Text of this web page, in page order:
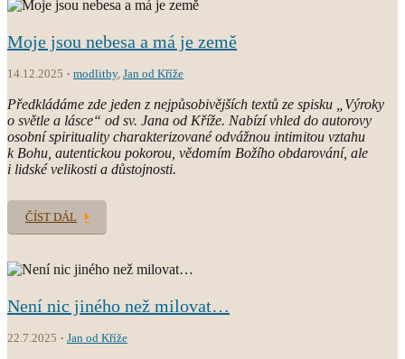
Moje jsou nebesa a má je země
14.12.2025 modlitby, Jan od Kříže
Předkládáme zde jeden z nejpůsobivějších textů ze spisku „Výroky
o světle a lásce“ od sv. Jana od Kříže. Nabízí vhled do autorovy
osobní spirituality charakterizované odvážnou intimitou vztahu
k Bohu, autentickou pokorou, vědomím Božího obdarování, ale
i lidské velikosti a důstojnosti.
ČÍST DÁL
Není nic jiného než milovat…
22.7.2025 Jan od Kříže